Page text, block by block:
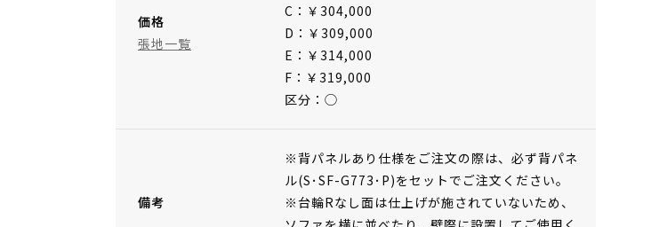
価格
張地一覧
C：￥304,000
D：￥309,000
E：￥314,000
F：￥319,000
区分：◯
備考
※背パネルあり仕様をご注文の際は、必ず背パネ
ル(S･SF-G773･P)をセットでご注文ください。
※台輪Rなし面は仕上げが施されていないため、